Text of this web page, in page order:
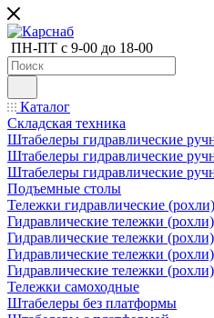
ПН-ПТ с 9-00 до 18-00
Каталог
Складская техника
Штабелеры гидравлические
Штабелеры гидравлические
Штабелеры гидравлические
Подъемные столы
Тележки гидравлические (рохли)
Гидравлические тележки
Гидравлические тележки
Гидравлические тележки
Гидравлические тележки
Тележки самоходные
Штабелеры без платформы